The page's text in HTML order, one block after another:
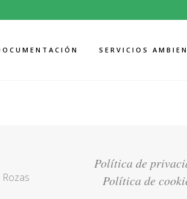
SERVICIOS
Política de
Política de